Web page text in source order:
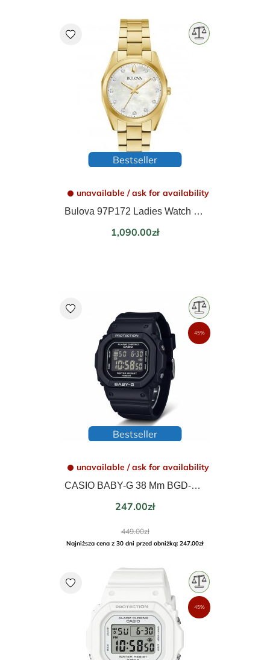
Bestseller
unavailable / ask for availability
Bulova 97P172 Ladies Watch Surveyor 31mm 3ATM
Price
1,090.00zł
favorite
Bestseller
unavailable / ask for availability
CASIO BABY-G 38 Mm BGD-565U-1ER
Price
247.00zł
Regular
price
449.00zł
Najniższa cena z 30 dni przed obniżką: 247.00zł
favorite
45%
favorite
45%